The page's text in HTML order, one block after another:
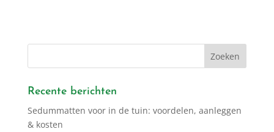
Recente berichten
Sedummatten voor in de tuin: voordelen, aanleggen
& kosten